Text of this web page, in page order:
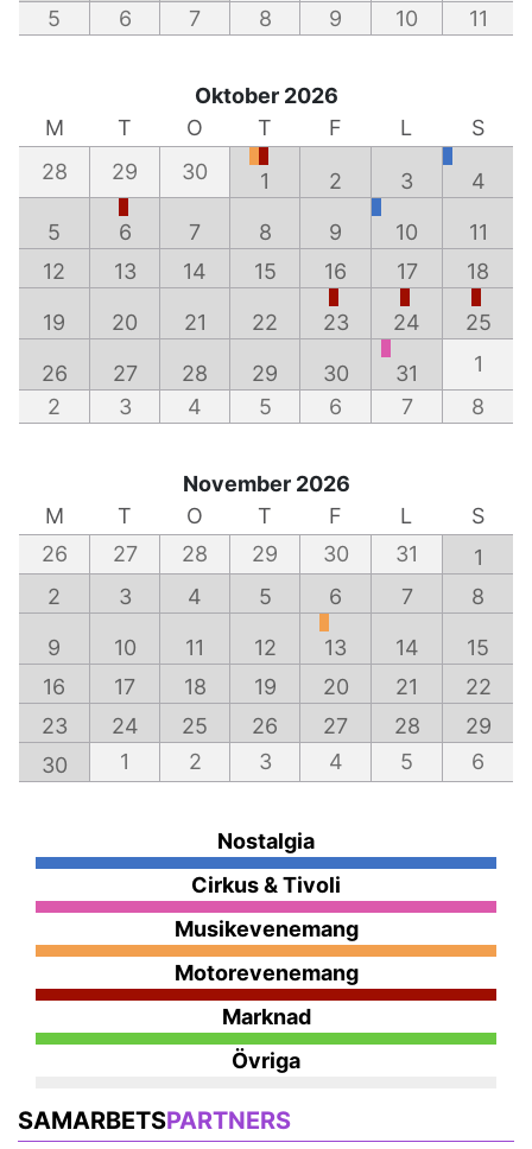
5
6 7 8 9 10 11
Oktober 2026
M
T O T F L
S
28
29 30 1 2 3 4
5 6 7 8 9 10
11
12
13 14 15 16 17 18
19 20 21 22 23 24 25
26 27 28 29 30 31
1
2
3 4 5 6 7 8
November 2026
M
T O T F L
S
26
27 28 29 30 31
1
2
3 4 5 6 7 8
9 10 11 12 13 14
15
16
17 18 19 20 21
22
23
24 25 26 27 28
29
30
1 2 3 4 5 6
Nostalgia
Cirkus & Tivoli
Musikevenemang
Motorevenemang
Marknad
Övriga
SAMARBETSPARTNERS